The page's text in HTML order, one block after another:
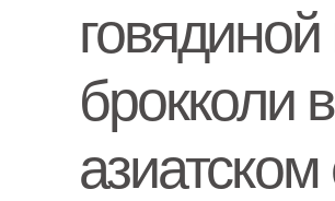
говядиной
брокколи в
азиатском